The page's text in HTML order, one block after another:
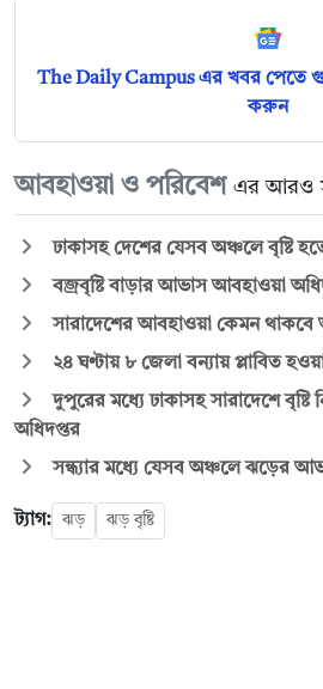
The Daily Campus এর খবর পেতে
করুন
আবহাওয়া ও পরিবেশ এর আরও
ঢাকাসহ দেশের যেসব অঞ্চলে বৃষ্টি
বজ্রবৃষ্টি বাড়ার আভাস আবহাওয়া
সারাদেশের আবহাওয়া কেমন
২৪ ঘণ্টায় ৮ জেলা বন্যায় প্লাবিত
দুপুরের মধ্যে ঢাকাসহ সারাদেশে বৃষ্টি
অধিদপ্তর
সন্ধ্যার মধ্যে যেসব অঞ্চলে ঝড়ের
ট্যাগ: ঝড় ঝড় বৃষ্টি